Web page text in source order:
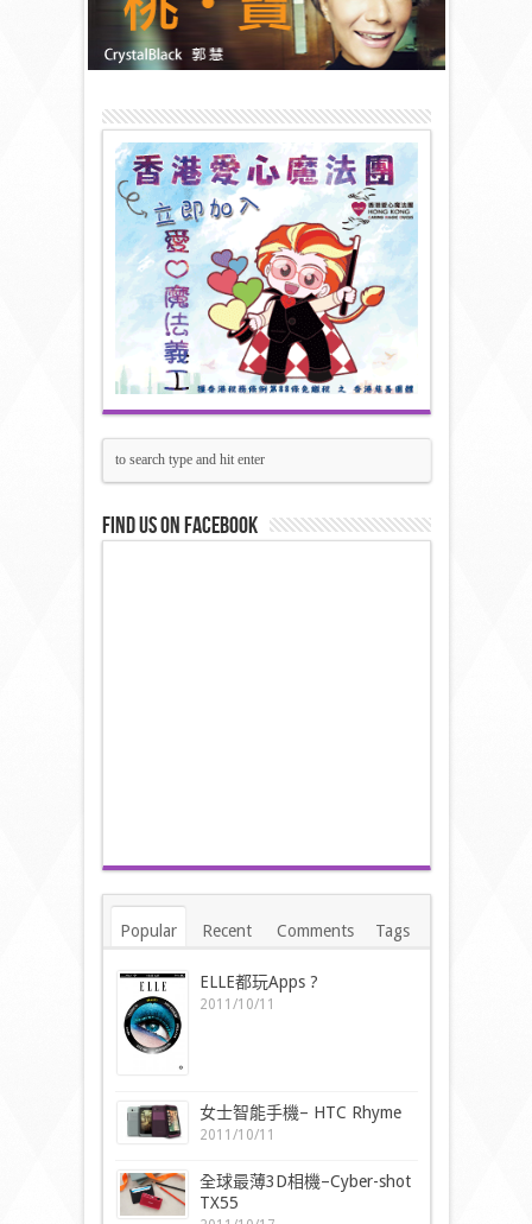
Find us on Facebook
Popular Recent Comments Tags
ELLE都玩Apps ?
2011/10/11
女士智能手機– HTC Rhyme
2011/10/11
全球最薄3D相機–Cyber-shot
TX55